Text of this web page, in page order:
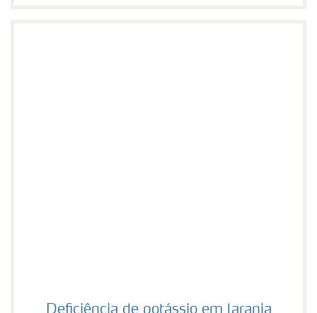
Deficiência de potássio em laranja